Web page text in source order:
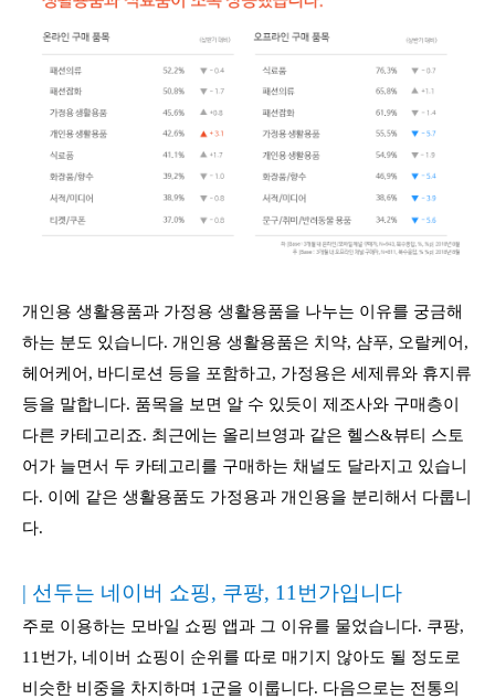
개인용 생활용품과 가정용 생활용품을 나누는 이유를 궁금해
하는 분도 있습니다. 개인용 생활용품은 치약, 샴푸, 오랄케어,
헤어케어, 바디로션 등을 포함하고, 가정용은 세제류와 휴지류
등을 말합니다. 품목을 보면 알 수 있듯이 제조사와 구매층이
다른 카테고리죠. 최근에는 올리브영과 같은 헬스&뷰티 스토
어가 늘면서 두 카테고리를 구매하는 채널도 달라지고 있습니
다. 이에 같은 생활용품도 가정용과 개인용을 분리해서 다룹니
다.
| 선두는 네이버 쇼핑, 쿠팡, 11번가입니다
주로 이용하는 모바일 쇼핑 앱과 그 이유를 물었습니다. 쿠팡,
11번가, 네이버 쇼핑이 순위를 따로 매기지 않아도 될 정도로
비슷한 비중을 차지하며 1군을 이룹니다. 다음으로는 전통의